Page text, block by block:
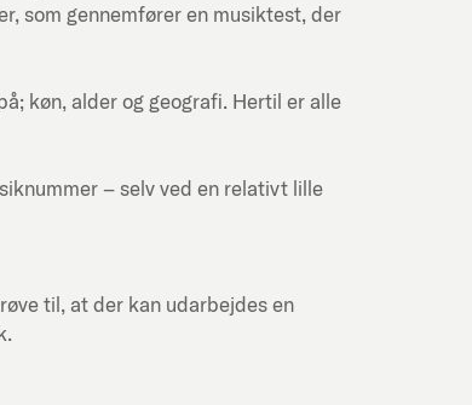
som gennemfører en musiktest, der
køn, alder og geografi. Hertil er alle
– selv ved en relativt lille
til, at der kan udarbejdes en